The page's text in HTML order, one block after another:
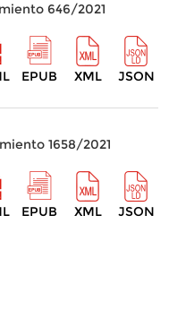
646/2021
EPUB XML JSON
1658/2021
EPUB XML JSON